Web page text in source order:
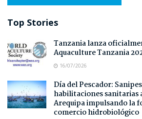
Top Stories
Tanzania lanza
Aquaculture Tanzania
16/07/2026
Día del Pescador:
habilitaciones sanitarias
Arequipa impulsando la
comercio hidrobiológico